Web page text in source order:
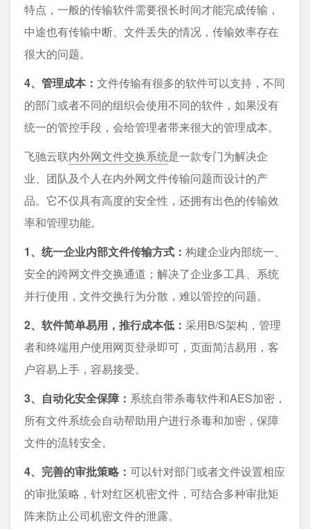
特点，一般的传输软件需要很长时间才能完成传输，
中途也有传输中断、文件丢失的情况，传输效率存在
很大的问题。
4、管理成本： 文件传输有很多的软件可以支持，不同
的部门或者不同的组织会使用不同的软件，如果没有
统一的管控手段，会给管理者带来很大的管理成本。
飞驰云联内外网文件交换系统是一款专门为解决企
业、团队及个人在内外网文件传输问题而设计的产
品。它不仅具有高度的安全性，还拥有出色的传输效
率和管理功能。
1、统一企业内部文件传输方式： 构建企业内部统一、
安全的跨网文件交换通道；解决了企业多工具、系统
并行使用，文件交换行为分散，难以管控的问题。
2、软件简单易用，推行成本低： 采用B/S架构，管理
者和终端用户使用网页登录即可，页面简洁易用，客
户容易上手，容易接受。
3、自动化安全保障： 系统自带杀毒软件和AES加密，
所有文件系统会自动帮助用户进行杀毒和加密，保障
文件的流转安全。
4、完善的审批策略： 可以针对部门或者文件设置相应
的审批策略，针对红区机密文件，可结合多种审批矩
阵来防止公司机密文件的泄露。